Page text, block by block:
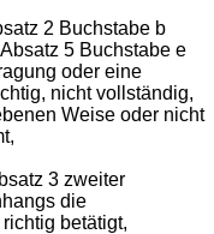
2 Buchstabe b
5 Buchstabe e
oder eine
nicht vollständig,
Weise oder nicht
3 zweiter
die
betätigt,